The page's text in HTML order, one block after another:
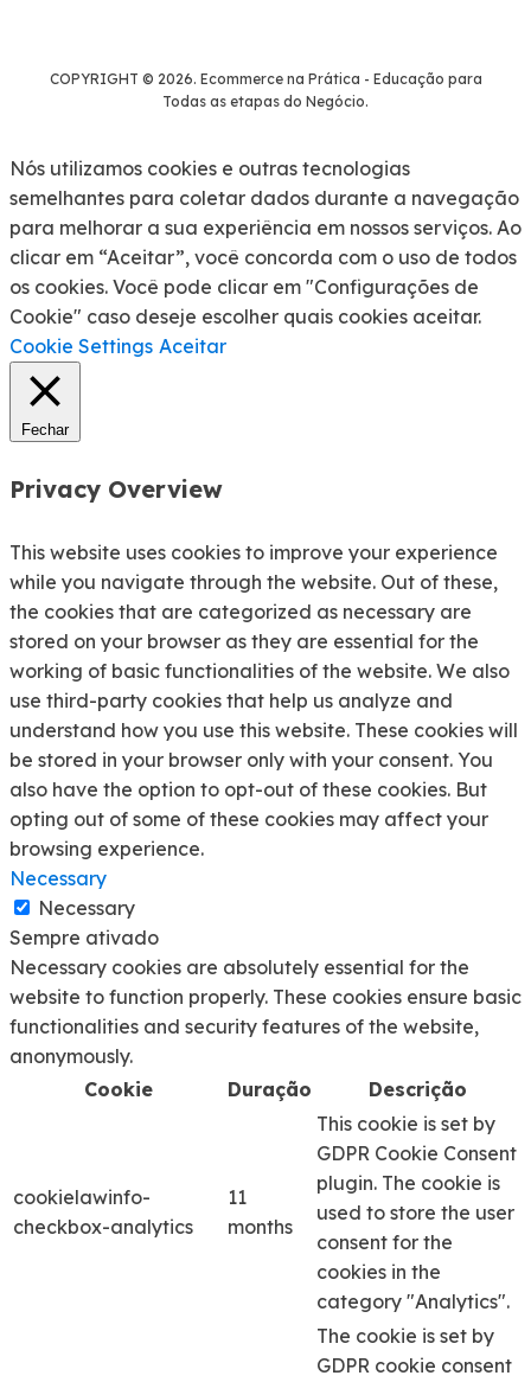
COPYRIGHT © 2026. Ecommerce na Prática - Educação para
Todas as etapas do Negócio.
Nós utilizamos cookies e outras tecnologias
semelhantes para coletar dados durante a navegação
para melhorar a sua experiência em nossos serviços. Ao
clicar em “Aceitar”, você concorda com o uso de todos
os cookies. Você pode clicar em "Configurações de
Cookie" caso deseje escolher quais cookies aceitar.
Cookie Settings Aceitar
Fechar
Privacy Overview
This website uses cookies to improve your experience
while you navigate through the website. Out of these,
the cookies that are categorized as necessary are
stored on your browser as they are essential for the
working of basic functionalities of the website. We also
use third-party cookies that help us analyze and
understand how you use this website. These cookies will
be stored in your browser only with your consent. You
also have the option to opt-out of these cookies. But
opting out of some of these cookies may affect your
browsing experience.
Necessary
Necessary
Sempre ativado
Necessary cookies are absolutely essential for the
website to function properly. These cookies ensure basic
functionalities and security features of the website,
anonymously.
Cookie
Duração Descrição
cookielawinfo-
checkbox-analytics
11
months
This cookie is set by
GDPR Cookie Consent
plugin. The cookie is
used to store the user
consent for the
cookies in the
category "Analytics".
The cookie is set by
GDPR cookie consent